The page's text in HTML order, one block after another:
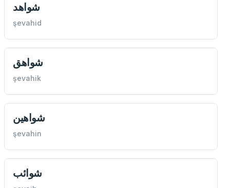
شواهد
şevahid
شواهق
şevahik
شواهين
şevahin
شوائب